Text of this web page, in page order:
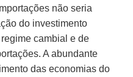
não seria
do investimento
cambial e de
A abundante
das economias do